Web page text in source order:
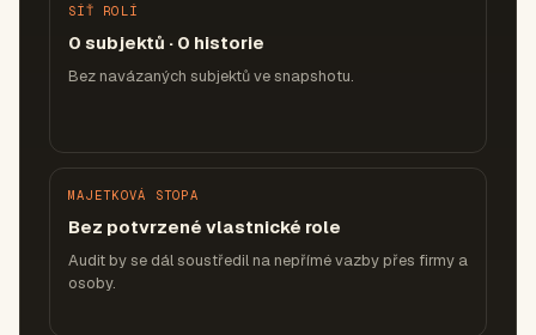
SÍŤ ROLÍ
0 subjektů · 0 historie
Bez navázaných subjektů ve snapshotu.
MAJETKOVÁ STOPA
Bez potvrzené vlastnické role
Audit by se dál soustředil na nepřímé vazby přes firmy a
osoby.